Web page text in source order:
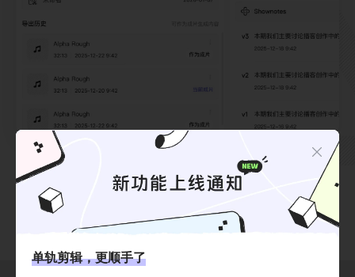
单轨剪辑，更顺手了